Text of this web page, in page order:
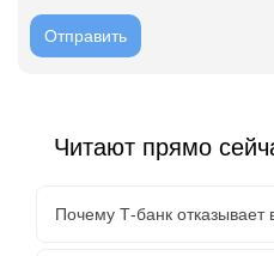
Читают прямо
Почему Т-банк отказывает